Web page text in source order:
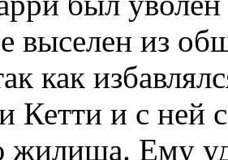
из
как
Кетти и с ней
жилища. Ему